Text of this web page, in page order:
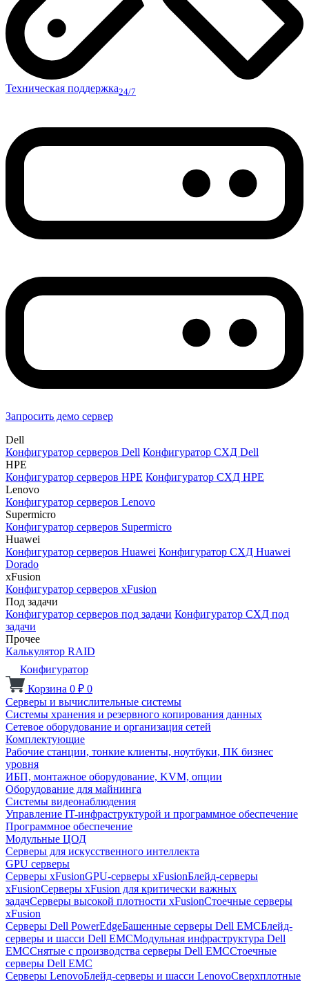
Техническая поддержка24/7
Запросить демо сервер
Dell
Конфигуратор серверов Dell Конфигуратор СХД Dell
HPE
Конфигуратор серверов HPE Конфигуратор СХД HPE
Lenovo
Конфигуратор серверов Lenovo
Supermicro
Конфигуратор серверов Supermicro
Huawei
Конфигуратор серверов Huawei Конфигуратор СХД Huawei
Dorado
xFusion
Конфигуратор серверов xFusion
Под задачи
Конфигуратор серверов под задачи Конфигуратор СХД под
задачи
Прочее
Калькулятор RAID
Конфигуратор
Корзина 0 ₽ 0
Серверы и вычислительные системы
Системы хранения и резервного копирования данных
Сетевое оборудование и организация сетей
Комплектующие
Рабочие станции, тонкие клиенты, ноутбуки, ПК бизнес
уровня
ИБП, монтажное оборудование, KVM, опции
Оборудование для майнинга
Системы видеонаблюдения
Управление IT-инфраструктурой и программное обеспечение
Программное обеспечение
Модульные ЦОД
Серверы для искусственного интеллекта
GPU серверы
Серверы xFusionGPU-серверы xFusionБлейд-серверы
xFusionСерверы xFusion для критически важных
задачСерверы высокой плотности xFusionСтоечные серверы
xFusion
Серверы Dell PowerEdgeБашенные серверы Dell EMCБлейд-
серверы и шасси Dell EMCМодульная инфраструктура Dell
EMCСнятые с производства серверы Dell EMCСтоечные
серверы Dell EMC
Серверы LenovoБлейд-серверы и шасси LenovoСверхплотные